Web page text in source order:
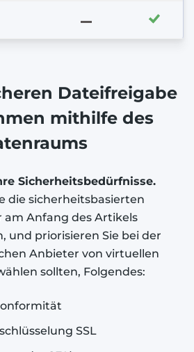
Dateifreigabe
mithilfe des
Sicherheitsbedürfnisse.
die sicherheitsbasierten
am Anfang des Artikels
und priorisieren Sie bei der
Anbieter von virtuellen
sollten, Folgendes:
SSL